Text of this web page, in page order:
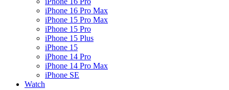
iPhone 16 Pro Max
iPhone 15 Pro Max
iPhone 15 Pro
iPhone 15 Plus
iPhone 15
iPhone 14 Pro
iPhone 14 Pro Max
iPhone SE
Watch